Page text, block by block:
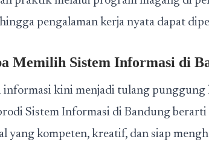
pengalaman kerja nyata dapat
Memilih Sistem Informasi di
informasi kini menjadi tulang punggung
Sistem Informasi di Bandung
yang kompeten, kreatif, dan siap